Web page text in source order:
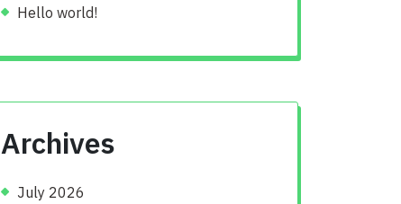
Hello world!
Archives
July 2026